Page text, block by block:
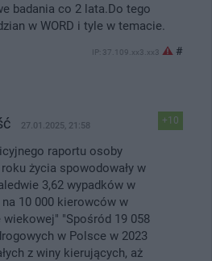
badania co 2 lata.Do tego
w WORD i tyle w temacie.
IP: 37.109.xx3.xx3 #
+10
27.01.2025, 21:58
raportu osoby
życia spowodowały w
3,62 wypadków w
10 000 kierowców w
wiekowej" "Spośród 19 058
w Polsce w 2023
z winy kierujących, aż